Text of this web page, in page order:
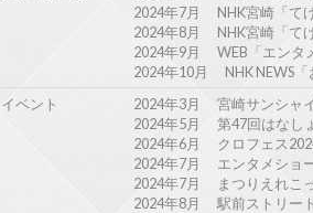
2024年7月 NHK宮崎「て
2024年8月 NHK宮崎「て
2024年9月 WEB「エンタ
2024年10月 NHK NEWS「
イベント
2024年3月 宮崎サンシャ
2024年5月 第47回はなし
2024年6月 クロフェス
2024年7月 エンタメショ
2024年7月 まつりえれこ
2024年8月 駅前ストリー